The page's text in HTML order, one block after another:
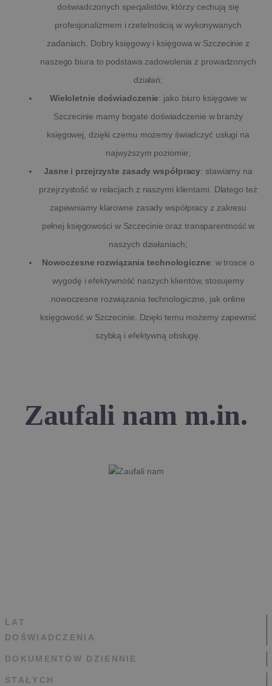
doświadczonych specjalistów, którzy cechują się
profesjonalizmem i rzetelnością w wykonywanych
zadaniach. Dobry księgowy i księgowa w Szczecinie z
naszego biura to podstawa zadowolenia z prowadzonych
działań;
Wieloletnie doświadczenie: jako biuro księgowe w
Szczecinie mamy bogate doświadczenie w branży
księgowej, dzięki czemu możemy świadczyć usługi na
najwyższym poziomie;
Jasne i przejrzyste zasady współpracy: stawiamy na
przejrzystość w relacjach z naszymi klientami. Dlatego też
zapewniamy klarowne zasady współpracy z zakresu
pełnej księgowości w Szczecinie oraz transparentność w
naszych działaniach;
Nowoczesne rozwiązania technologiczne: w trosce o
wygodę i efektywność naszych klientów, stosujemy
nowoczesne rozwiązania technologiczne, jak online
księgowość w Szczecinie. Dzięki temu możemy zapewnić
szybką i efektywną obsługę.
Zaufali nam m.in.
LAT
DOŚWIADCZENIA
DOKUMENTÓW DZIENNIE
STAŁYCH